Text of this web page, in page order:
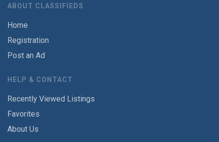
ABOUT CLASSIFIEDS
Home
Registration
Post an Ad
HELP & CONTACT
Recently Viewed Listings
Favorites
About Us